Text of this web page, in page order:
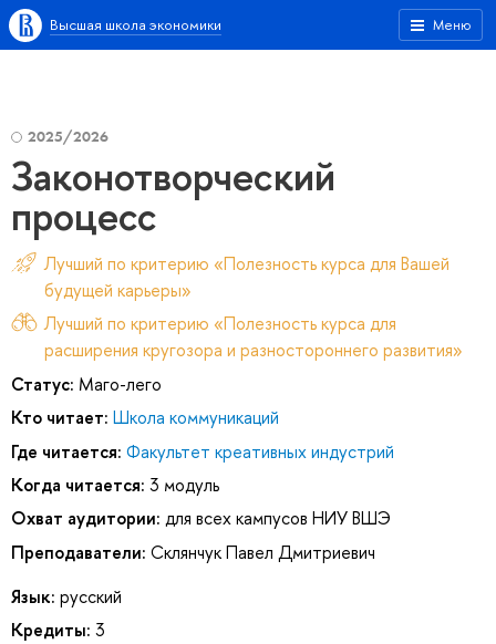
Меню
Высшая школа экономики
2025/2026
Законотворческий
процесс
Лучший по критерию «Полезность курса для Вашей
будущей карьеры»
Лучший по критерию «Полезность курса для
расширения кругозора и разностороннего развития»
Статус: Маго-лего
Кто читает: Школа коммуникаций
Где читается: Факультет креативных индустрий
Когда читается: 3 модуль
Охват аудитории: для всех кампусов НИУ ВШЭ
Преподаватели: Склянчук Павел Дмитриевич
Язык: русский
Кредиты: 3